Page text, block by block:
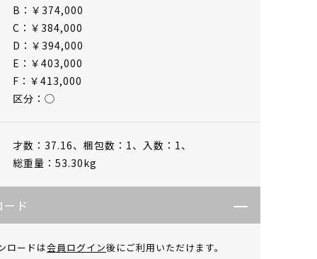
B：￥374,000
C：￥384,000
D：￥394,000
E：￥403,000
F：￥413,000
区分：◯
才数：37.16、 梱包数：1、 入数：1、
総重量：53.30kg
ド
ロードは会員ログイン後にご利用いただけます。